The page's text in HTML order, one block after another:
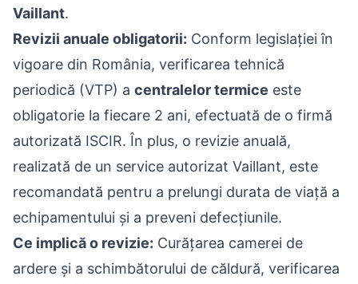
Vaillant.
Revizii anuale obligatorii: Conform legislației în
vigoare din România, verificarea tehnică
periodică (VTP) a centralelor termice este
obligatorie la fiecare 2 ani, efectuată de o firmă
autorizată ISCIR. În plus, o revizie anuală,
realizată de un service autorizat Vaillant, este
recomandată pentru a prelungi durata de viață a
echipamentului și a preveni defecțiunile.
Ce implică o revizie: Curățarea camerei de
ardere și a schimbătorului de căldură, verificarea